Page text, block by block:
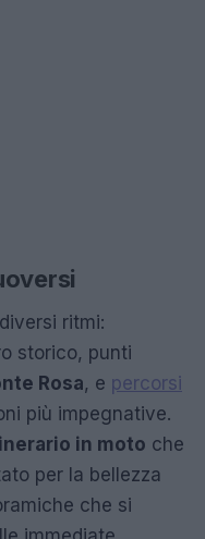
ritmi:
storico, punti
Rosa, e percorsi
più impegnative.
in moto che
per la bellezza
che si